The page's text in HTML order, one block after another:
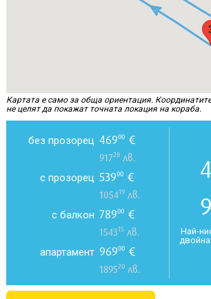
Картата е само за обща ориентация.
не целят да покажат точната локация на кораба.
без прозорец 46900€
91728лв.
с прозорец 53900€
105419лв.
с балкон 78900€
154315 лв.
апартамент 96900€
189520лв.
Най-